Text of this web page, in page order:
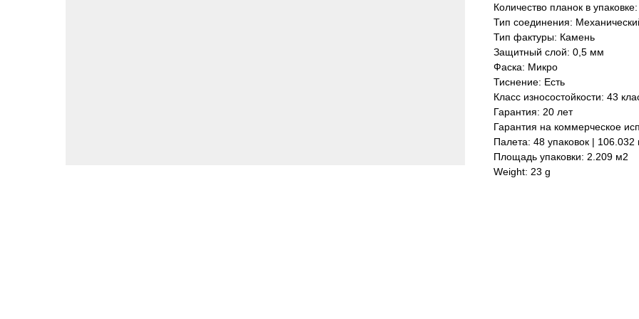
Количество планок в
Тип соединения:
Тип фактуры: Камень
Защитный слой: 0,5 мм
Фаска: Микро
Тиснение: Есть
Класс износостойкости: 43
Гарантия: 20 лет
Гарантия на коммерческое
Палета: 48 упаковок | 106.032
Площадь упаковки: 2.209 м2
Weight: 23 g